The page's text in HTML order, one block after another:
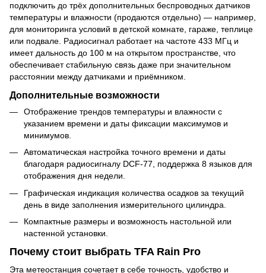
подключить до трёх дополнительных беспроводных датчиков
температуры и влажности (продаются отдельно) — например,
для мониторинга условий в детской комнате, гараже, теплице
или подвале. Радиосигнал работает на частоте 433 МГц и
имеет дальность до 100 м на открытом пространстве, что
обеспечивает стабильную связь даже при значительном
расстоянии между датчиками и приёмником.
Дополнительные возможности
Отображение трендов температуры и влажности с
указанием времени и даты фиксации максимумов и
минимумов.
Автоматическая настройка точного времени и даты
благодаря радиосигналу DCF-77, поддержка 8 языков для
отображения дня недели.
Графическая индикация количества осадков за текущий
день в виде заполнения измерительного цилиндра.
Компактные размеры и возможность настольной или
настенной установки.
Почему стоит выбрать TFA Rain Pro
Эта метеостанция сочетает в себе точность, удобство и